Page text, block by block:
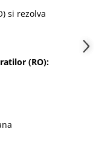
si rezolva
(RO):